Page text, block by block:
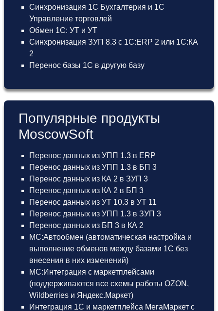
Синхронизация 1С Бухгалтерия и 1С
Управление торговлей
Обмен 1С: УТ и УТ
Синхронизация ЗУП 8.3 с 1С:ERP 2 или 1С:КА
2
Перенос базы 1С в другую базу
Популярные продукты
MoscowSoft
Перенос данных из УПП 1.3 в ERP
Перенос данных из УПП 1.3 в БП 3
Перенос данных из КА 2 в ЗУП 3
Перенос данных из КА 2 в БП 3
Перенос данных из УТ 10.3 в УТ 11
Перенос данных из УПП 1.3 в ЗУП 3
Перенос данных из БП 3 в КА 2
МС:Автообмен (автоматическая настройка и
выполнение обменов между базами 1С без
внесения в них изменений)
МС:Интеграция с маркетплейсами
(поддерживаются все схемы работы OZON,
Wildberries и Яндекс.Маркет)
Интеграция 1С и маркетплейса МегаМаркет с